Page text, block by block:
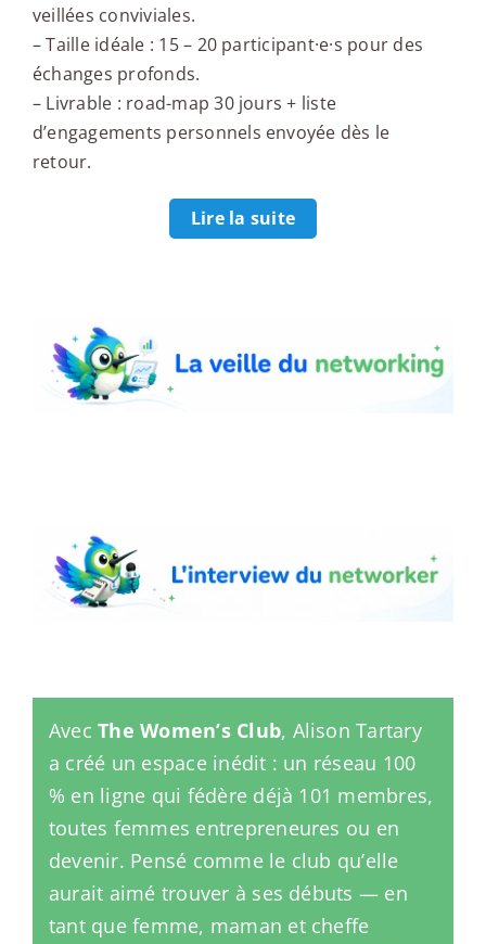
veillées conviviales.
– Taille idéale : 15 – 20 participant·e·s pour des
échanges profonds.
– Livrable : road-map 30 jours + liste
d’engagements personnels envoyée dès le
retour.
Lire la suite
AvecThe Women’s Club, Alison Tartary
a créé un espace inédit : un réseau 100
% en ligne qui fédère déjà 101 membres,
toutes femmes entrepreneures ou en
devenir. Pensé comme le club qu’elle
aurait aimé trouver à ses débuts — en
tant que femme, maman et cheffe